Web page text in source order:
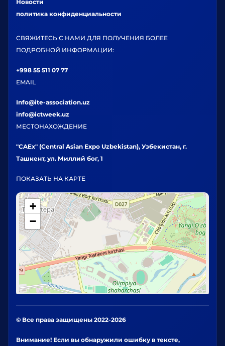
Новости
политика конфиденциальности
СВЯЖИТЕСЬ С НАМИ ДЛЯ ПОЛУЧЕНИЯ БОЛЕЕ
ПОДРОБНОЙ ИНФОРМАЦИИ:
+998 55 511 07 77
EMAIL
Info@ite-association.uz
info@ictweek.uz
МЕСТОНАХОЖДЕНИЕ
"CAEx" (Central Asian Expo Uzbekistan), Узбекистан, г.
Ташкент, ул. Миллий бог, 1
ПОКАЗАТЬ НА КАРТЕ
+
−
© Все права защищены 2022-2026
Внимание! Если вы обнаружили ошибку в тексте,